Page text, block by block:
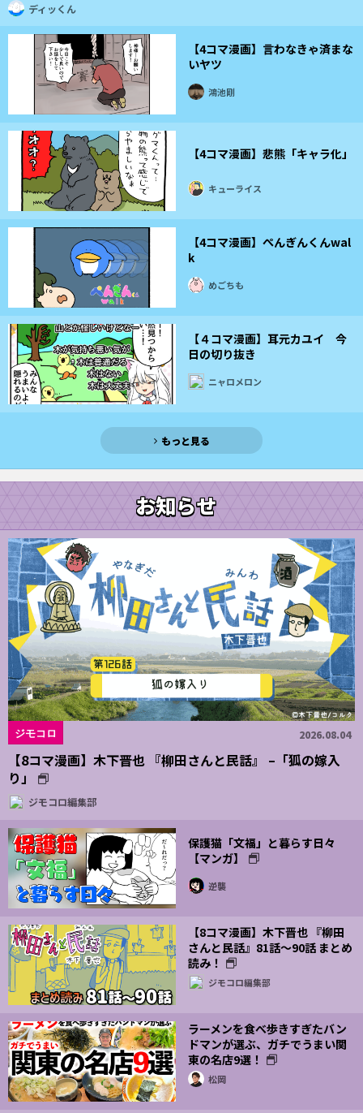
ディッくん
【4コマ漫画】言わなきゃ済まな
いヤツ
鴻池剛
【4コマ漫画】悲熊「キャラ化」
キューライス
【4コマ漫画】ぺんぎんくんwal
k
めごちも
【４コマ漫画】耳元カユイ 今
日の切り抜き
ニャロメロン
もっと見る
お知らせ
ジモコロ 2026.08.04
【8コマ漫画】木下晋也 『柳田さんと民話』 –「狐の嫁入
り」
ジモコロ編集部
保護猫「文福」と暮らす日々
【マンガ】
逆襲
【8コマ漫画】木下晋也 『柳田
さんと民話』81話～90話 まとめ
読み！
ジモコロ編集部
ラーメンを食べ歩きすぎたバン
ドマンが選ぶ、ガチでうまい関
東の名店9選！
松岡